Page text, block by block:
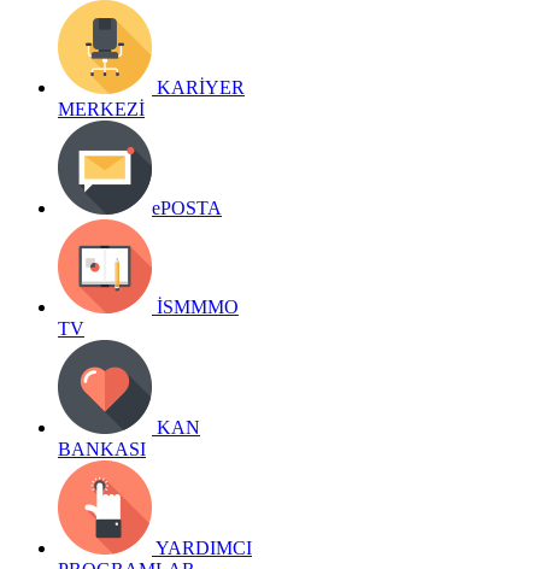
KARİYER
MERKEZİ
ePOSTA
İSMMMO
TV
KAN
BANKASI
YARDIMCI